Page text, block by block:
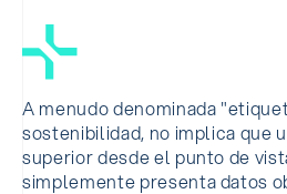
A menudo denominada
sostenibilidad, no implica que
superior desde el punto de
simplemente presenta datos